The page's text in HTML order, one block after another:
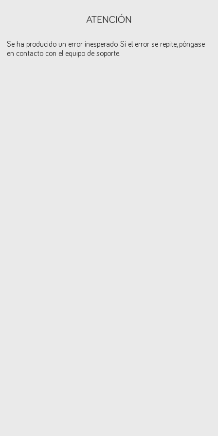
ATENCIÓN
Se ha producido un error inesperado. Si el error se repite, póngase
en contacto con el equipo de soporte.